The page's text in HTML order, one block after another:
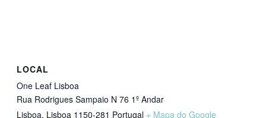
LOCAL
One Leaf Lisboa
Rua Rodrigues Sampaio N 76 1º Andar
Lisboa, Lisboa 1150-281 Portugal + Mapa do Google